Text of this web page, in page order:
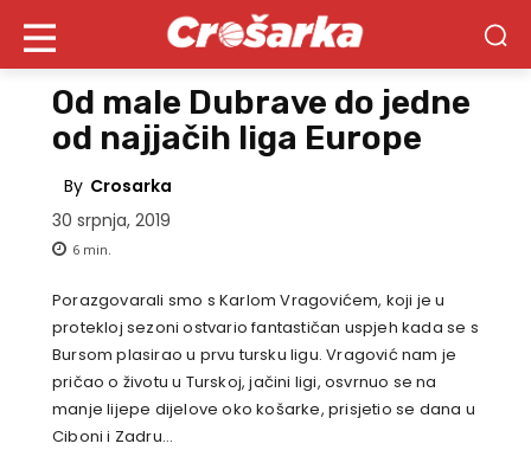
Od male Dubrave do jedne
od najjačih liga Europe
By Crosarka
30 srpnja, 2019
6 min.
Porazgovarali smo s Karlom Vragovićem, koji je u
protekloj sezoni ostvario fantastičan uspjeh kada se s
Bursom plasirao u prvu tursku ligu. Vragović nam je
pričao o životu u Turskoj, jačini ligi, osvrnuo se na
manje lijepe dijelove oko košarke, prisjetio se dana u
Ciboni i Zadru…